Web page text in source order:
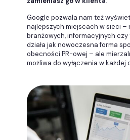
Google pozwala nam też
najlepszych miejscach w sieci –
branżowych, informacyjnych czy
działa jak nowoczesna forma
obecności PR-owej – ale
możliwa do wyłączenia w każdej